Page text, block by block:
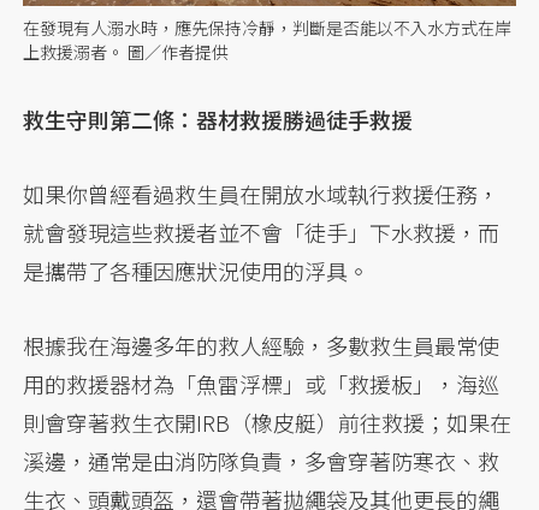
在發現有人溺水時，應先保持冷靜，判斷是否能以不入水方式在岸
上救援溺者。 圖／作者提供
救生守則第二條：器材救援勝過徒手救援
如果你曾經看過救生員在開放水域執行救援任務，
就會發現這些救援者並不會「徒手」下水救援，而
是攜帶了各種因應狀況使用的浮具。
根據我在海邊多年的救人經驗，多數救生員最常使
用的救援器材為「魚雷浮標」或「救援板」，海巡
則會穿著救生衣開IRB（橡皮艇）前往救援；如果在
溪邊，通常是由消防隊負責，多會穿著防寒衣、救
生衣、頭戴頭盔，還會帶著拋繩袋及其他更長的繩